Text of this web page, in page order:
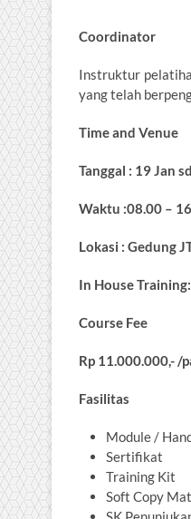
Coordinator
Instruktur
yang telah
Time and Venue
Tanggal : 19 Jan
Waktu :08.00 –
Lokasi : Gedung
In House Training:
Course Fee
Rp 11.000.000,-/
Fasilitas
Module /
Sertifikat
Training Kit
Soft Copy